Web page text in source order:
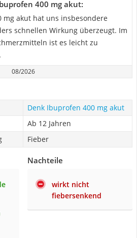
400 mg akut:
mg akut hat uns insbesondere
schnellen Wirkung überzeugt. Im
ist es leicht zu
08/2026
Denk Ibuprofen 400 mg akut
Ab 12 Jahren
Fieber
Nachteile
wirkt nicht
fiebersenkend